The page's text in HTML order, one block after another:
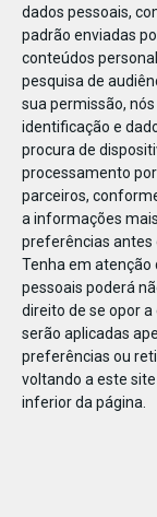
dados pessoais,
padrão enviadas
conteúdos
pesquisa de
sua permissão,
identificação e
procura de
processamento
parceiros,
a informações
preferências antes
Tenha em atenção
pessoais poderá
direito de se opor
serão aplicadas
preferências ou
voltando a este
inferior da página.